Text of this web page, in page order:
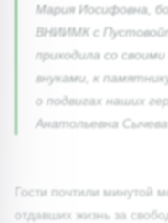
Мария Иосифовна,
ВНИИМК с
приходила со
внуками, к
о подвигах наших
Анатольевна Сычева.
Гости почтили минутой
отдавших жизнь за